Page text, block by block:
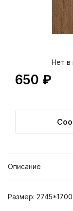
650 ₽
Нет в
Описание
Размер: